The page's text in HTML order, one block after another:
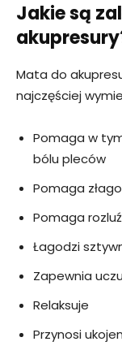
Jakie są
Mata do
najczęściej
Pomaga w
bólu pleców
Pomaga
Pomaga
Łagodzi
Zapewnia
Relaksuje
Przynosi